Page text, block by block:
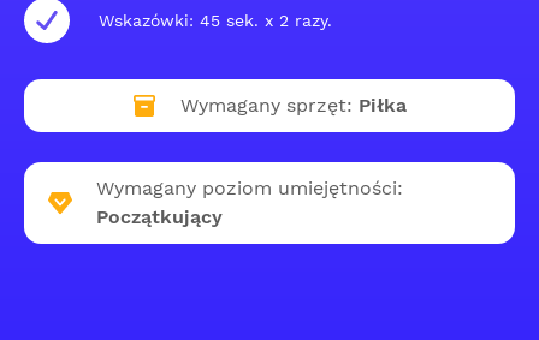
Wskazówki: 45 sek. x 2 razy.
Wymagany sprzęt: Piłka
Wymagany poziom umiejętności:
Początkujący